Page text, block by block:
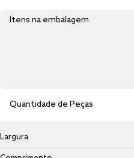
Itens na embalagem
Quantidade de Peças
Largura